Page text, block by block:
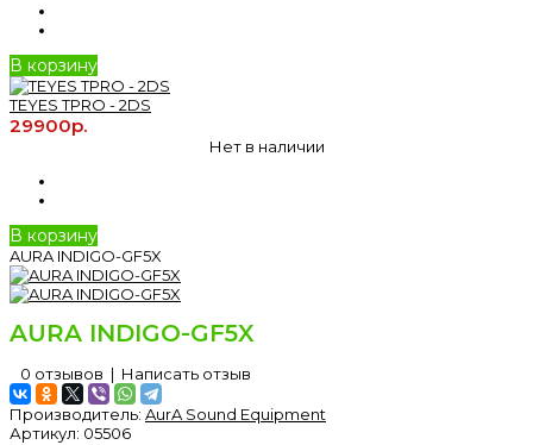
В корзину
TEYES TPRO - 2DS
29900р.
Нет в наличии
В корзину
AURA INDIGO-GF5X
AURA INDIGO-GF5X
0 отзывов | Написать отзыв
Производитель: AurA Sound Equipment
Артикул: 05506